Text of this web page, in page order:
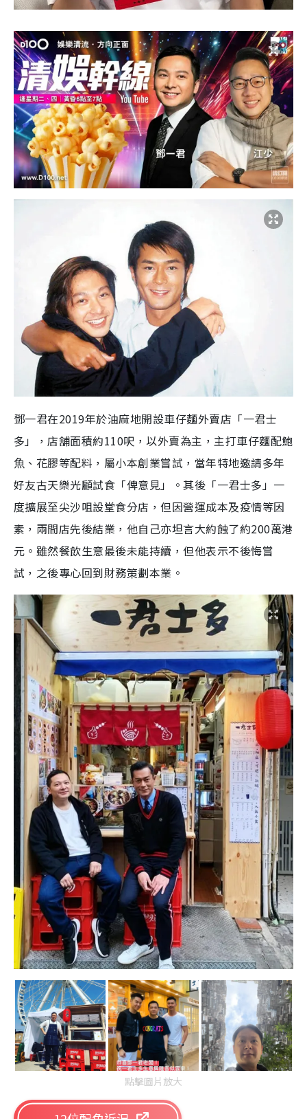
鄧一君在2019年於油麻地開設車仔麵外賣店「一君士
多」，店舖面積約110呎，以外賣為主，主打車仔麵配鮑
魚、花膠等配料，屬小本創業嘗試，當年特地邀請多年
好友古天樂光顧試食「俾意見」。其後「一君士多」一
度擴展至尖沙咀設堂食分店，但因營運成本及疫情等因
素，兩間店先後結業，他自己亦坦言大約蝕了約200萬港
元。雖然餐飲生意最後未能持續，但他表示不後悔嘗
試，之後專心回到財務策劃本業。
點擊圖片放大